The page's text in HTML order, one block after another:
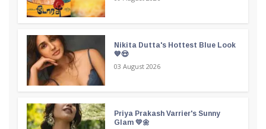
Nikita Dutta's Hottest Blue Look
💙😍
03 August 2026
Priya Prakash Varrier's Sunny
Glam 💛🌼